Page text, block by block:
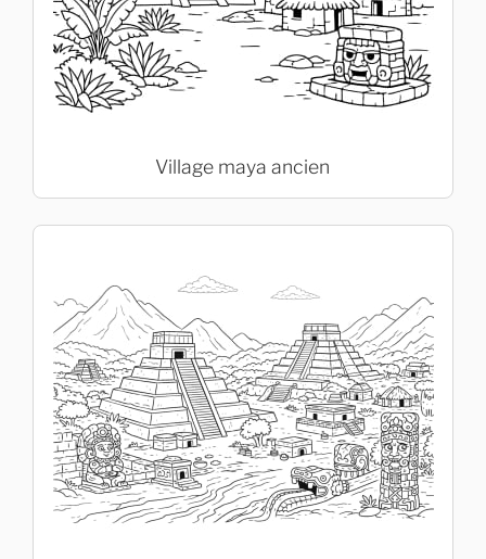
Village maya ancien